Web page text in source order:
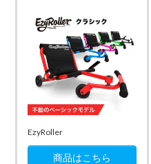
EzyRoller
商品はこちら